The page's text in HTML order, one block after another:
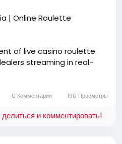
| Online Roulette
of live casino roulette
streaming in real-
to interact, place bets,
atmosphere anytime,
0 Комментарии 190 Просмотры
и комментировать!